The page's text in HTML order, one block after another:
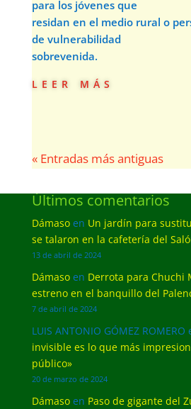
para los jóvenes que
residan en el medio rural o
de vulnerabilidad
sobrevenida.
leer más
« Entradas más antiguas
Últimos comentarios
Dámasoen Un jardín para
se talaron en la cafetería del
13 de abril de 2024
Dámasoen Derrota para Chuchi
estreno en el banquillo del
7 de abril de 2024
LUIS ANTONIO GÓMEZ ROMERO
invisible es lo que más
público»
20 de marzo de 2024
Dámasoen Paso de gigante del